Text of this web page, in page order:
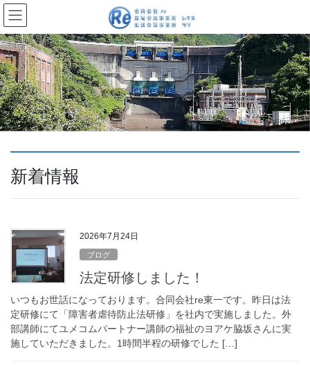
コ
ン
テ
ン
ツ
へ
ス
キ
ッ
ナ
ビ
ゲ
ー
シ
ョ
ン
に
移
新着情報
2026年7月24日
ブログ
法定研修しました！
いつもお世話になっております。合同会社re東一です。昨日は法
定研修にて「障害者虐待防止法研修」を社内で実施しました。外
部講師にてユメコムパートナー講師の福祉のヨアケ脇坂さんに実
施していただきました。1時間半程の研修でした […]